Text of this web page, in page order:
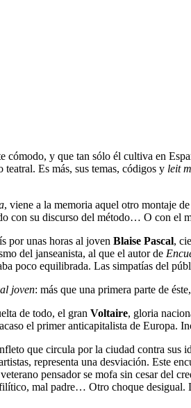
cómodo, y que tan sólo él cultiva en
Es más, sus temas, códigos y leit
, viene a la memoria aquel otro montaje
con su discurso del método… O con el
por unas horas al joven Blaise Pascal,
del janseanista, al que el autor de
poco equilibrada. Las simpatías del
joven: más que una primera parte de
de todo, el gran Voltaire, gloria
el primer anticapitalista de Europa.
que circula por la ciudad contra sus
representa una desviación. Este
pensador se mofa sin cesar del
mal padre… Otro choque desigual.